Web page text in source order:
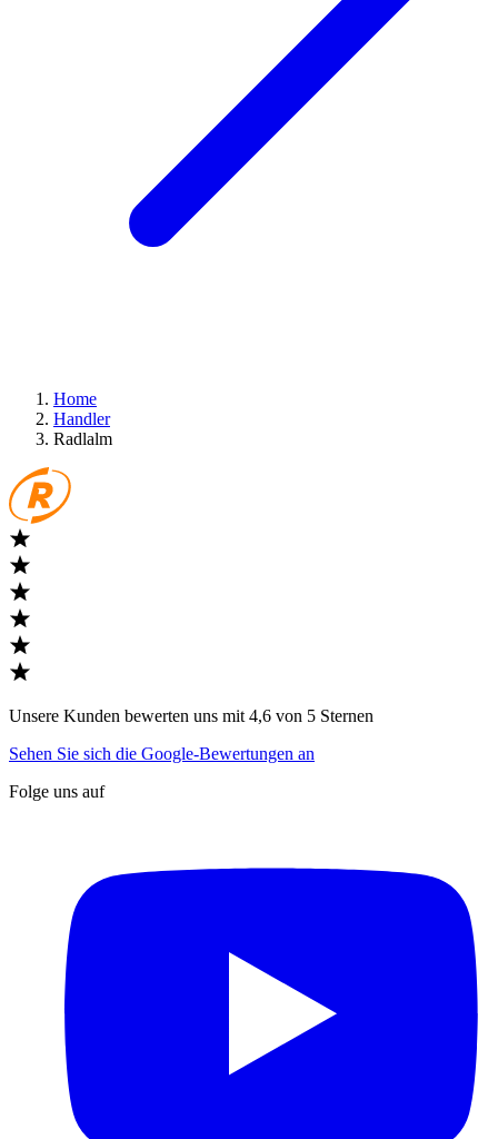
Home
Handler
Radlalm
Unsere Kunden bewerten uns mit 4,6 von 5 Sternen
Sehen Sie sich die Google-Bewertungen an
Folge uns auf